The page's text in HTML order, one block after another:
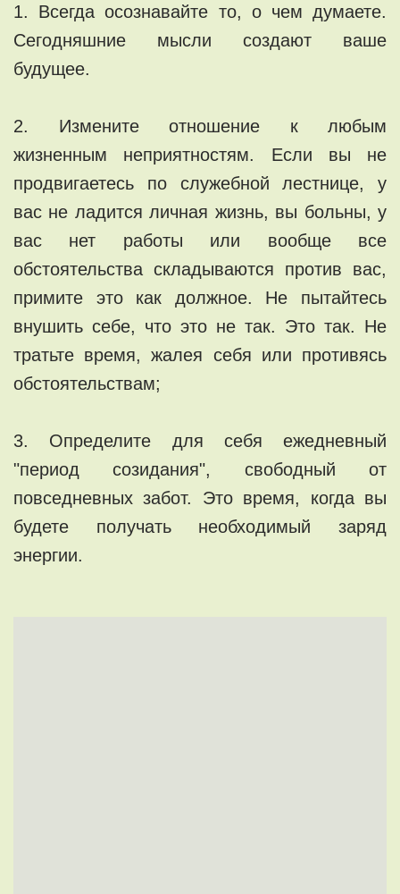
1. Всегда осознавайте то, о чем думаете.
Сегодняшние мысли создают ваше
будущее.
2. Измените отношение к любым
жизненным неприятностям. Если вы не
продвигаетесь по служебной лестнице, у
вас не ладится личная жизнь, вы больны, у
вас нет работы или вообще все
обстоятельства складываются против вас,
примите это как должное. Не пытайтесь
внушить себе, что это не так. Это так. Не
тратьте время, жалея себя или противясь
обстоятельствам;
3. Определите для себя ежедневный
"период созидания", свободный от
повседневных забот. Это время, когда вы
будете получать необходимый заряд
энергии.